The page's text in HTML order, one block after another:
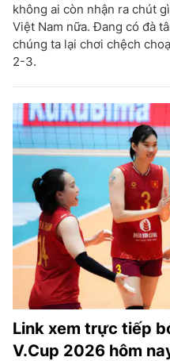
không ai còn nhận ra chút
Việt Nam nữa. Đang có đà
chúng ta lại chơi chệch
2-3.
Link xem trực tiếp
V.Cup 2026 hôm